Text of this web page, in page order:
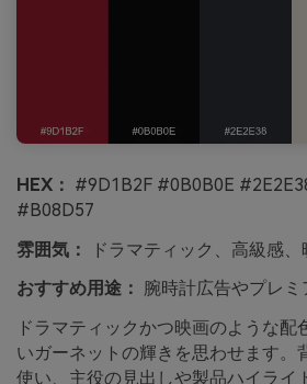
HEX： #9D1B2F #0B0B0E
#B08D57
雰囲気：
ドラマティック、高級感、
おすすめ用途： 腕時計広告やプレ
ドラマティックかつ映画のような配
いガーネットの輝きを思わせます。
使い、主役の見出しや製品ハイライ